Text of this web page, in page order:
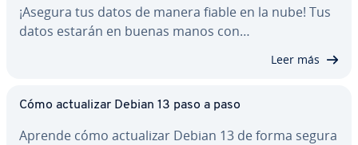
¡Asegura tus datos de manera fiable en la nube! Tus
datos estarán en buenas manos con…
Leer más
Cómo ac­tua­li­zar Debian 13 paso a paso
Aprende cómo ac­tua­li­zar Debian 13 de forma segura